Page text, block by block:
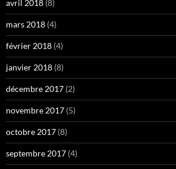
avril 2018 (8)
mars 2018 (4)
février 2018 (4)
janvier 2018 (8)
décembre 2017 (2)
novembre 2017 (5)
octobre 2017 (8)
septembre 2017 (4)